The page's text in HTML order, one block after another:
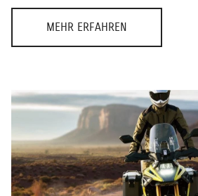
MEHR ERFAHREN